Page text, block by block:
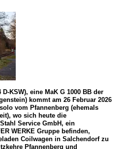
D-KSW), eine MaK G 1000 BB der
kommt am 26 Februar 2026
vom Pfannenberg (ehemals
wo sich heute die
Service GmbH, ein
WERKE Gruppe befinden,
Coilwagen in Salchendorf zu
Pfannenberg und